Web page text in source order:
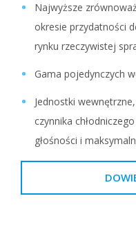
Najwyższe
okresie przydatności
rynku rzeczywistej
Gama pojedynczych
Jednostki
czynnika
głośności i